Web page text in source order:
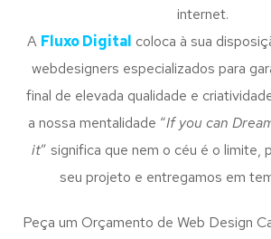
internet.
A Fluxo Digital coloca à sua
webdesigners especializados para
final de elevada qualidade e
a nossa mentalidade “If you can
it” significa que nem o céu é o limite,
seu projeto e entregamos em
Peça um Orçamento de Web Design